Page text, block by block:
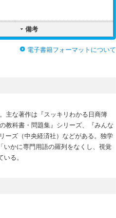
備考
電子書籍フォーマットについて
主な著作は『スッキリわかる日商簿
教科書・問題集』シリーズ、『みんな
ーズ（中央経済社）などがある。独学
かに専門用語の羅列をなくし、視覚
る。